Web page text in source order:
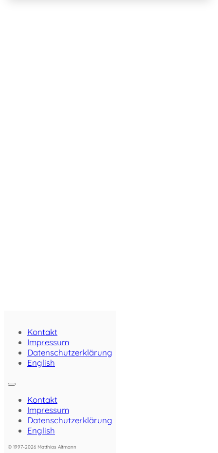
Kontakt
Impressum
Datenschutzerklärung
English
Kontakt
Impressum
Datenschutzerklärung
English
© 1997-2026 Matthias Altmann